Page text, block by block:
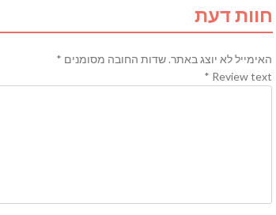
חוות דעת
האימייל לא יוצג באתר. שדות החובה מסומנים *
Review text
*